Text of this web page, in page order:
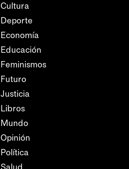
Cultura
Deporte
Economía
Educación
Feminismos
Futuro
Justicia
Libros
Mundo
Opinión
Política